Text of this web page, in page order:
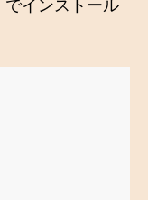
でインストール